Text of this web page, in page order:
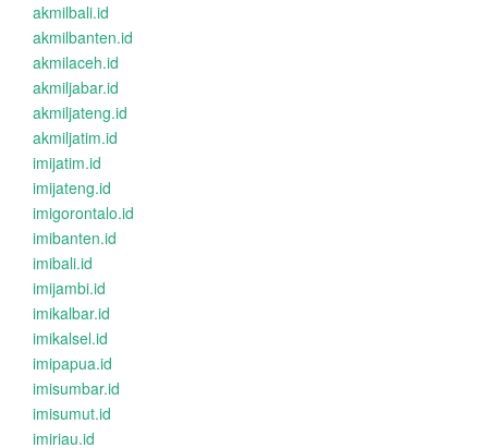
akmilbali.id
akmilbanten.id
akmilaceh.id
akmiljabar.id
akmiljateng.id
akmiljatim.id
imijatim.id
imijateng.id
imigorontalo.id
imibanten.id
imibali.id
imijambi.id
imikalbar.id
imikalsel.id
imipapua.id
imisumbar.id
imisumut.id
imiriau.id